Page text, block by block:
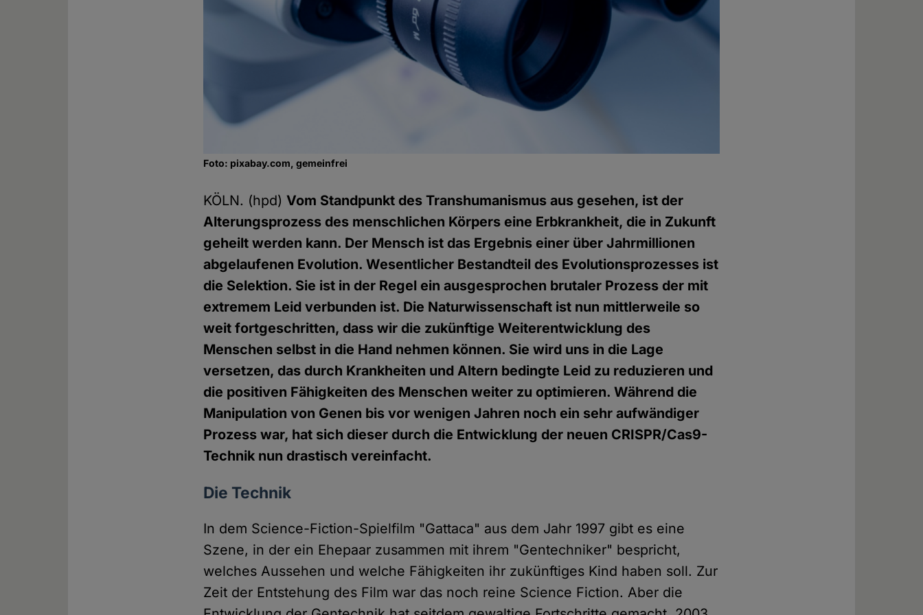
Foto: pixabay.com, gemeinfrei
KÖLN. (hpd)Vom Standpunkt des Transhumanismus aus gesehen, ist der
Alterungsprozess des menschlichen Körpers eine Erbkrankheit, die in Zukunft
geheilt werden kann. Der Mensch ist das Ergebnis einer über Jahrmillionen
abgelaufenen Evolution. Wesentlicher Bestandteil des Evolutionsprozesses ist
die Selektion. Sie ist in der Regel ein ausgesprochen brutaler Prozess der mit
extremem Leid verbunden ist. Die Naturwissenschaft ist nun mittlerweile so
weit fortgeschritten, dass wir die zukünftige Weiterentwicklung des
Menschen selbst in die Hand nehmen können. Sie wird uns in die Lage
versetzen, das durch Krankheiten und Altern bedingte Leid zu reduzieren und
die positiven Fähigkeiten des Menschen weiter zu optimieren. Während die
Manipulation von Genen bis vor wenigen Jahren noch ein sehr aufwändiger
Prozess war, hat sich dieser durch die Entwicklung der neuen CRISPR/Cas9-
Technik nun drastisch vereinfacht.
Die Technik
In dem Science-Fiction-Spielfilm "Gattaca" aus dem Jahr 1997 gibt es eine
Szene, in der ein Ehepaar zusammen mit ihrem "Gentechniker" bespricht,
welches Aussehen und welche Fähigkeiten ihr zukünftiges Kind haben soll. Zur
Zeit der Entstehung des Film war das noch reine Science Fiction. Aber die